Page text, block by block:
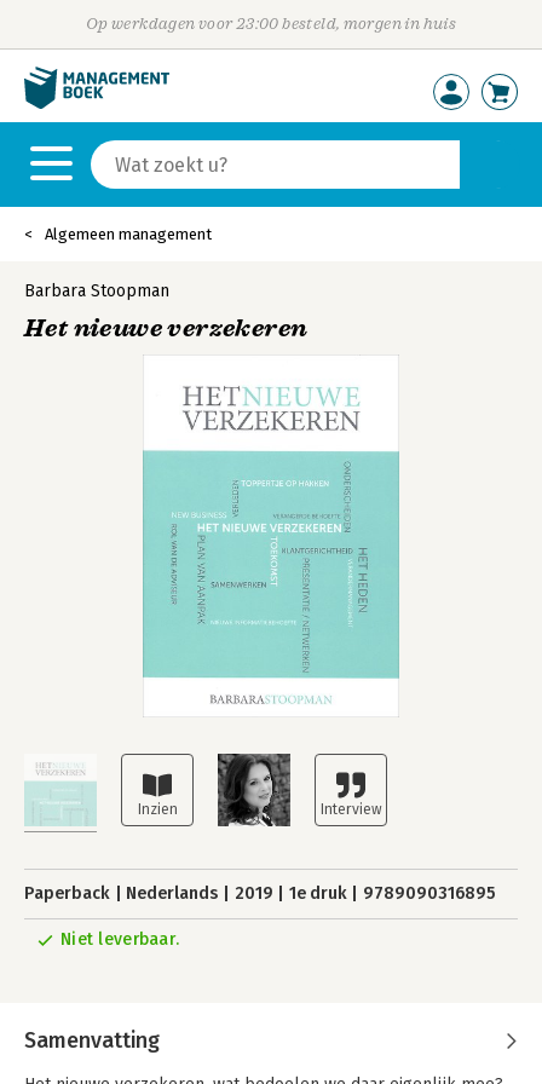
Op werkdagen voor 23:00 besteld, morgen in huis
Algemeen management
Barbara Stoopman
Het nieuwe verzekeren
Paperback Nederlands 2019 1e druk 9789090316895
Niet leverbaar.
Samenvatting